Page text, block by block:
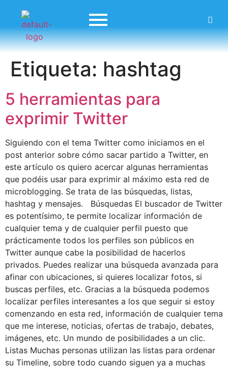
Etiqueta: hashtag
5 herramientas para
exprimir Twitter
Siguiendo con el tema Twitter como iniciamos en el
post anterior sobre cómo sacar partido a Twitter, en
este artículo os quiero acercar algunas herramientas
que podéis usar para exprimir al máximo esta red de
microblogging. Se trata de las búsquedas, listas,
hashtag y mensajes. Búsquedas El buscador de Twitter
es potentísimo, te permite localizar información de
cualquier tema y de cualquier perfil puesto que
prácticamente todos los perfiles son públicos en
Twitter aunque cabe la posibilidad de hacerlos
privados. Puedes realizar una búsqueda avanzada para
afinar con ubicaciones, si quieres localizar fotos, si
buscas perfiles, etc. Gracias a la búsqueda podemos
localizar perfiles interesantes a los que seguir si estoy
comenzando en esta red, información de cualquier tema
que me interese, noticias, ofertas de trabajo, debates,
imágenes, etc. Un mundo de posibilidades a un clic.
Listas Muchas personas utilizan las listas para ordenar
su Timeline, sobre todo cuando siguen ya a muchas